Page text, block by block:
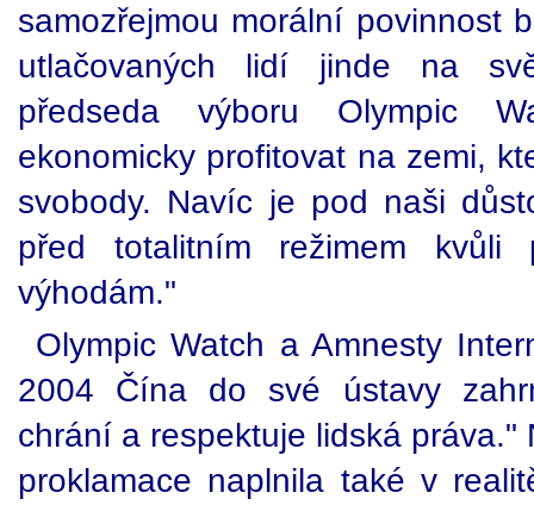
samozřejmou morální povinnost
utlačovaných lidí jinde na
předseda výboru Olympic
ekonomicky profitovat na zemi,
svobody. Navíc je pod naši
před totalitním režimem kvůli
výhodám."
Olympic Watch a Amnesty
2004 Čína do své ústavy
chrání a respektuje lidská
proklamace naplnila také v